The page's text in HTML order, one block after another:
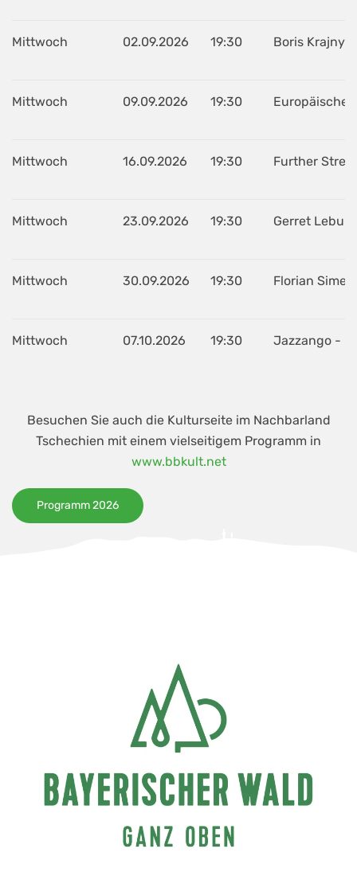
Mittwoch 02.09.2026 19:30 Boris Krajny
Mittwoch 09.09.2026 19:30 Europäische
Mittwoch 16.09.2026 19:30 Further
Mittwoch 23.09.2026 19:30 Gerret
Mittwoch 30.09.2026 19:30 Florian
Mittwoch 07.10.2026 19:30 Jazzango - It
Besuchen Sie auch die Kulturseite im Nachbarland
Tschechien mit einem vielseitigem Programm in
www.bbkult.net
Programm 2026